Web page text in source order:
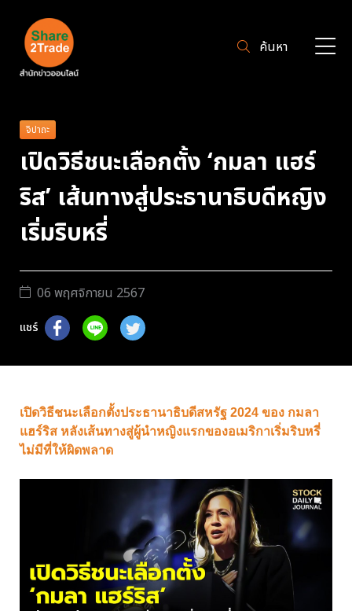
ค้นหา
จิปาถะ
เปิดวิธีชนะเลือกตั้ง ‘กมลา แฮร์
ริส’ เส้นทางสู่ประธานาธิบดีหญิง
เริ่มริบหรี่
06 พฤศจิกายน 2567
แชร์
เปิดวิธีชนะเลือกตั้งประธานาธิบดีสหรัฐ 2024 ของ กมลา
แฮร์ริส หลังเส้นทางสู่ผู้นำหญิงแรกของอเมริกาเริ่มริบหรี่
ไม่มีที่ให้ผิดพลาด